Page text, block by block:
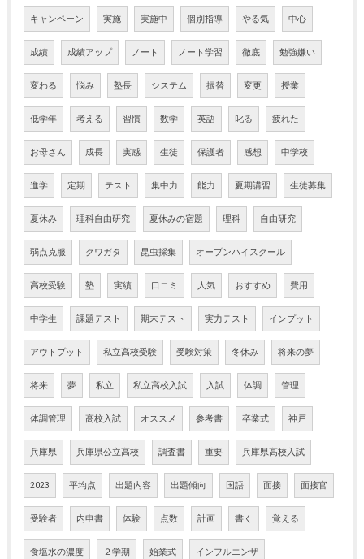
キャンペーン 実施 実施中 個別指導 やる気 中心
成績 成績アップ ノート ノート学習 徹底 勉強嫌い
変わる 悩み 塾長 システム 振替 変更 授業
低学年 考える 習慣 数学 英語 叱る 疲れた
お母さん 成長 実感 生徒 保護者 感想 中学校
進学 定期 テスト 集中力 能力 夏期講習 生徒募集
夏休み 理科自由研究 夏休みの宿題 理科 自由研究
弱点克服 クワガタ 昆虫採集 オープンハイスクール
高校受験 塾 実績 口コミ 人気 おすすめ 費用
中学生 課題テスト 期末テスト 実力テスト インプット
アウトプット 私立高校受験 受験対策 冬休み 将来の夢
将来 夢 私立 私立高校入試 入試 体調 管理
体調管理 高校入試 オススメ 参考書 卒業式 神戸
兵庫県 兵庫県公立高校 調査書 重要 兵庫県高校入試
2023 平均点 出題内容 出題傾向 国語 面接 面接官
受験者 内申書 体験 点数 計画 書く 覚える
食塩水の濃度 ２学期 始業式 インフルエンザ